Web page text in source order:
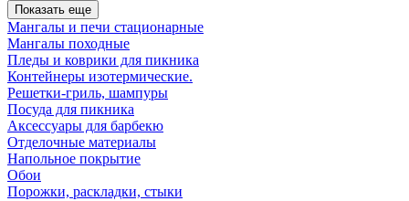
Показать еще
Мангалы и печи стационарные
Мангалы походные
Пледы и коврики для пикника
Контейнеры изотермические.
Решетки-гриль, шампуры
Посуда для пикника
Аксессуары для барбекю
Отделочные материалы
Напольное покрытие
Обои
Порожки, раскладки, стыки